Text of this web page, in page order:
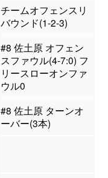
チームオフェンスリ
バウンド(1-2-3)
#8 佐土原 オフェン
スファウル(4-7:0) フ
リースローオンファ
ウル0
#8 佐土原 ターンオ
ーバー(3本)